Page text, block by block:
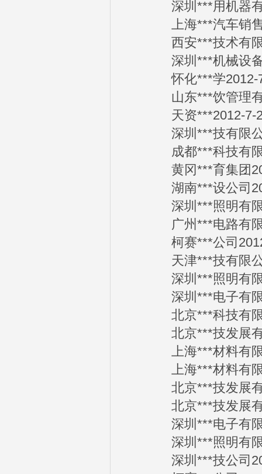
深圳***用机器有
上海***汽车销售
西安***技术有限
深圳***机械设备
怀化***学2012-
山东***饮管理有
天资***2012-7-
深圳***技有限公
成都***科技有限
黄冈***育集团
湖南***设公司
深圳***照明有限
广州***电路有限
柯赛***公司
天津***技有限公
深圳***照明有限
深圳***电子有限
北京***科技有限
北京***技发展有
上海***材料有限
上海***材料有限
北京***技发展有
北京***技发展有
深圳***电子有限
深圳***照明有限
深圳***技公司